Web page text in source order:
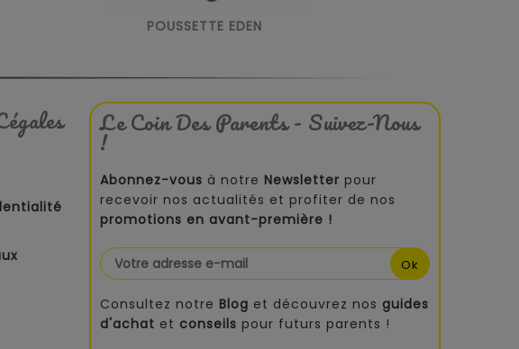
POUSSETTE EDEN
Le Coin Des Parents - Suivez-Nous
!
Abonnez-vous à notre Newsletter pour
recevoir nos actualités et profiter de nos
promotions en avant-première !
Consultez notre Blog et découvrez nos guides
d'achat et conseils pour futurs parents !